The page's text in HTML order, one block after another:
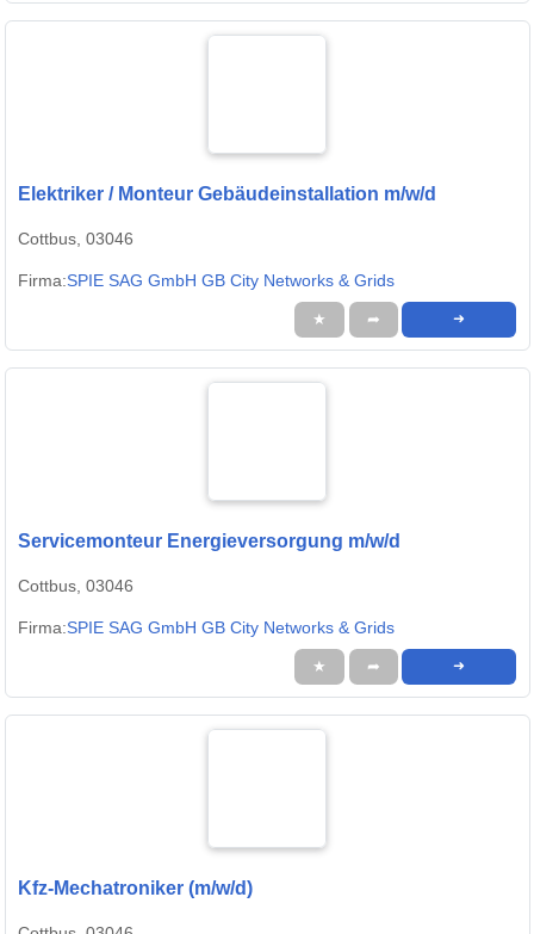
Elektriker / Monteur Gebäudeinstallation m/w/d
Cottbus, 03046
Firma:SPIE SAG GmbH GB City Networks & Grids
★ ➦ ➜
Servicemonteur Energieversorgung m/w/d
Cottbus, 03046
Firma:SPIE SAG GmbH GB City Networks & Grids
★ ➦ ➜
Kfz-Mechatroniker (m/w/d)